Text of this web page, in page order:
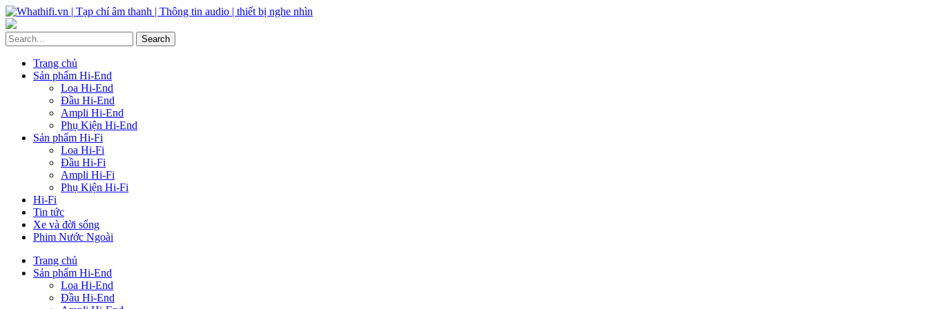
Trang chủ
Sản phẩm Hi-End
Loa Hi-End
Đầu Hi-End
Ampli Hi-End
Phụ Kiện Hi-End
Sản phẩm Hi-Fi
Loa Hi-Fi
Đầu Hi-Fi
Ampli Hi-Fi
Phụ Kiện Hi-Fi
Hi-Fi
Tin tức
Xe và đời sống
Phim Nước Ngoài
Trang chủ
Sản phẩm Hi-End
Loa Hi-End
Đầu Hi-End